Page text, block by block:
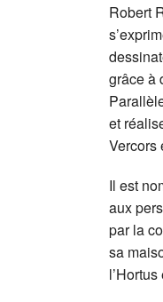
Robert
grâce à
et
Vercors
Il est
aux
par la
sa